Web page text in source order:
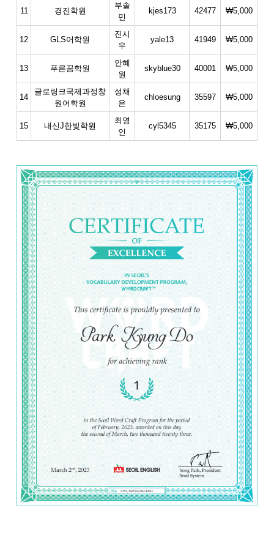
11 경진학원
부솔
민
kjes173 42477 ₩5,000
12 GLS어학원
진시
우
yale13 41949 ₩5,000
13 푸른꿈학원
안혜
원
skyblue30 40001 ₩5,000
14
글로링크국제과정창
원어학원
성채
은
chloesung 35597 ₩5,000
15 내신J한빛학원
최영
인
cyl5345 35175 ₩5,000